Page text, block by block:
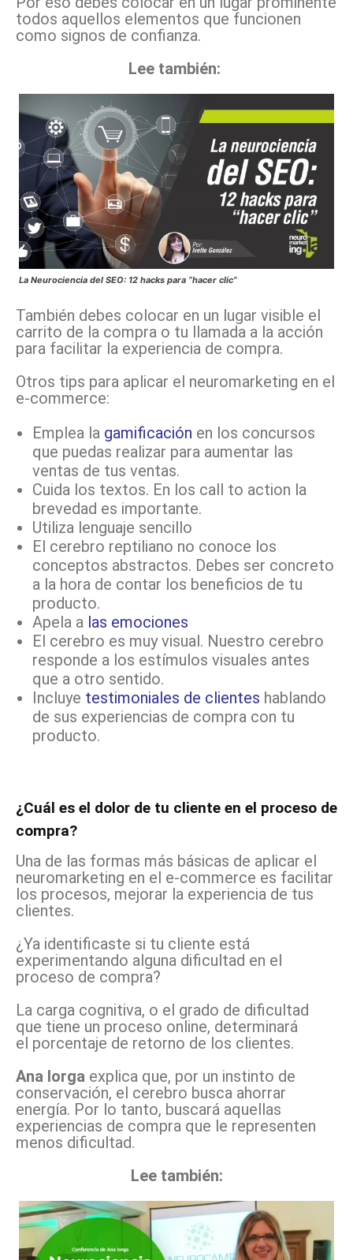
todos aquellos elementos que funcionen
como signos de confianza.
Lee también:
La Neurociencia del SEO: 12 hacks para “hacer clic”
También debes colocar en un lugar visible el
carrito de la compra o tu llamada a la acción
para facilitar la experiencia de compra.
Otros tips para aplicar el neuromarketing en el
e-commerce:
Emplea la gamificación en los concursos
que puedas realizar para aumentar las
ventas de tus ventas.
Cuida los textos. En los call to action la
brevedad es importante.
Utiliza lenguaje sencillo
El cerebro reptiliano no conoce los
conceptos abstractos. Debes ser concreto
a la hora de contar los beneficios de tu
producto.
Apela a las emociones
El cerebro es muy visual. Nuestro cerebro
responde a los estímulos visuales antes
que a otro sentido.
Incluye testimoniales de clientes hablando
de sus experiencias de compra con tu
producto.
¿Cuál es el dolor de tu cliente en el proceso de
compra?
Una de las formas más básicas de aplicar el
neuromarketing en el e-commerce es facilitar
los procesos, mejorar la experiencia de tus
clientes.
¿Ya identificaste si tu cliente está
experimentando alguna dificultad en el
proceso de compra?
La carga cognitiva, o el grado de dificultad
que tiene un proceso online, determinará
el porcentaje de retorno de los clientes.
Ana Iorga explica que, por un instinto de
conservación, el cerebro busca ahorrar
energía. Por lo tanto, buscará aquellas
experiencias de compra que le representen
menos dificultad.
Lee también: